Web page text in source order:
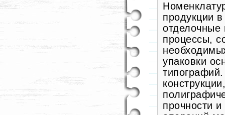
продукции
процессы,
упаковки
прочности